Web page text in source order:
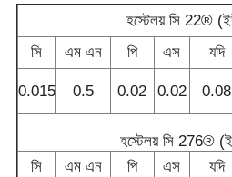
হস্টেলয় সি 22®
সি
এম এন পি এস যদি
0.015 0.5 0.02 0.02 0.08
হস্টেলয় সি 276®
সি
এম এন পি এস যদি